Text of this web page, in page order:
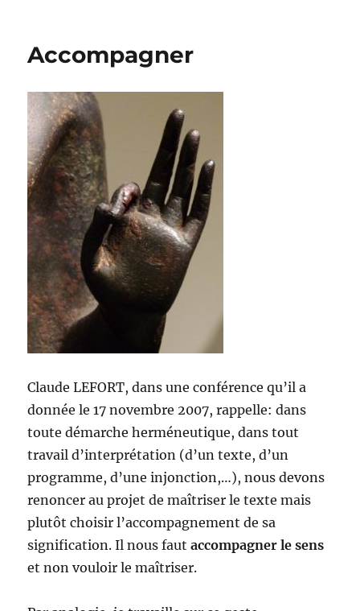
Accompagner
Claude LEFORT, dans une conférence qu’il a
donnée le 17 novembre 2007, rappelle: dans
toute démarche herméneutique, dans tout
travail d’interprétation (d’un texte, d’un
programme, d’une injonction,…), nous devons
renoncer au projet de maîtriser le texte mais
plutôt choisir l’accompagnement de sa
signification. Il nous faut accompagner le sens
et non vouloir le maîtriser.